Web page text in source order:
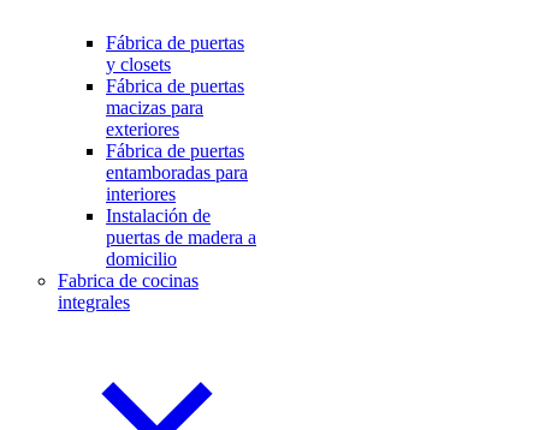
Fábrica de puertas
y closets
Fábrica de puertas
macizas para
exteriores
Fábrica de puertas
entamboradas para
interiores
Instalación de
puertas de madera a
domicilio
Fabrica de cocinas
integrales